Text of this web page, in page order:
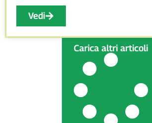
Vedi
Carica altri articoli